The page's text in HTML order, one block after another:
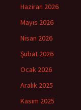
Haziran 2026
Mayıs 2026
Nisan 2026
Şubat 2026
Ocak 2026
Aralık 2025
Kasım 2025